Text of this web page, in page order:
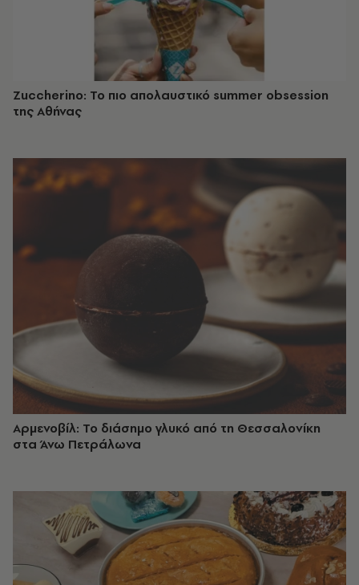
Zuccherino: Το πιο απολαυστικό summer obsession
της Αθήνας
Αρμενοβίλ: Το διάσημο γλυκό από τη Θεσσαλονίκη
στα Άνω Πετράλωνα